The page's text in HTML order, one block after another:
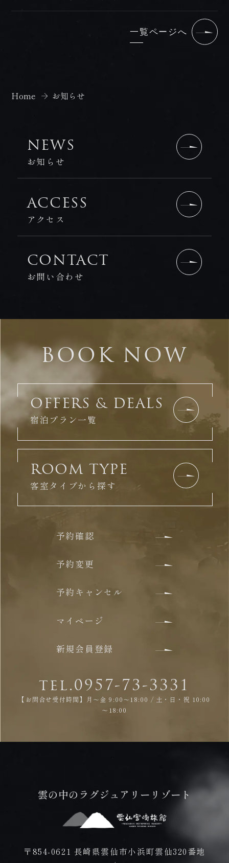
一覧ページへ
Home お知らせ
NEWS
お知らせ
ACCESS
アクセス
CONTACT
お問い合わせ
BOOK NOW
OFFERS & DEALS
宿泊プラン一覧
ROOM TYPE
客室タイプから探す
予約確認
予約変更
予約キャンセル
マイページ
新規会員登録
tel.0957-73-3331
【お問合せ受付時間】月～金 9:00～18:00 / 土・日・祝 10:00
～18:00
雲の中のラグジュアリーリゾート
〒854-0621 長崎県雲仙市小浜町雲仙320番地